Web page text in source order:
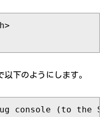
下のようにします。
console (to the